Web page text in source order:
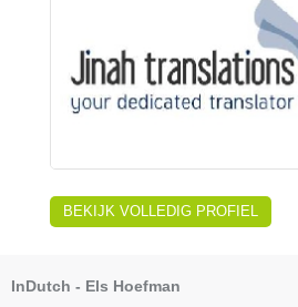
BEKIJK VOLLEDIG PROFIEL
InDutch - Els Hoefman